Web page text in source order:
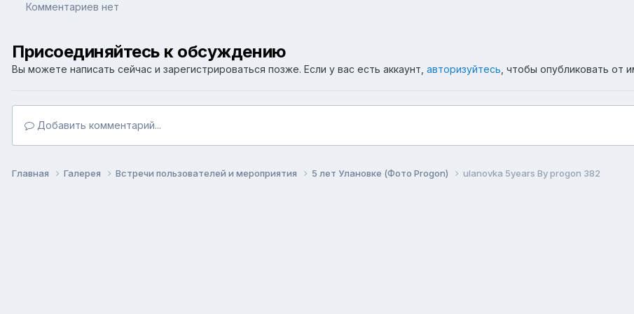
Комментариев нет
Присоединяйтесь к обсуждению
Вы можете написать сейчас и зарегистрироваться позже. Если у вас есть аккаунт, авторизуйтесь , чтобы опубликовать от
Добавить комментарий...
Главная Галерея Встречи пользователей и мероприятия 5 лет Улановке (Фото Progon) ulanovka 5years By progon 382